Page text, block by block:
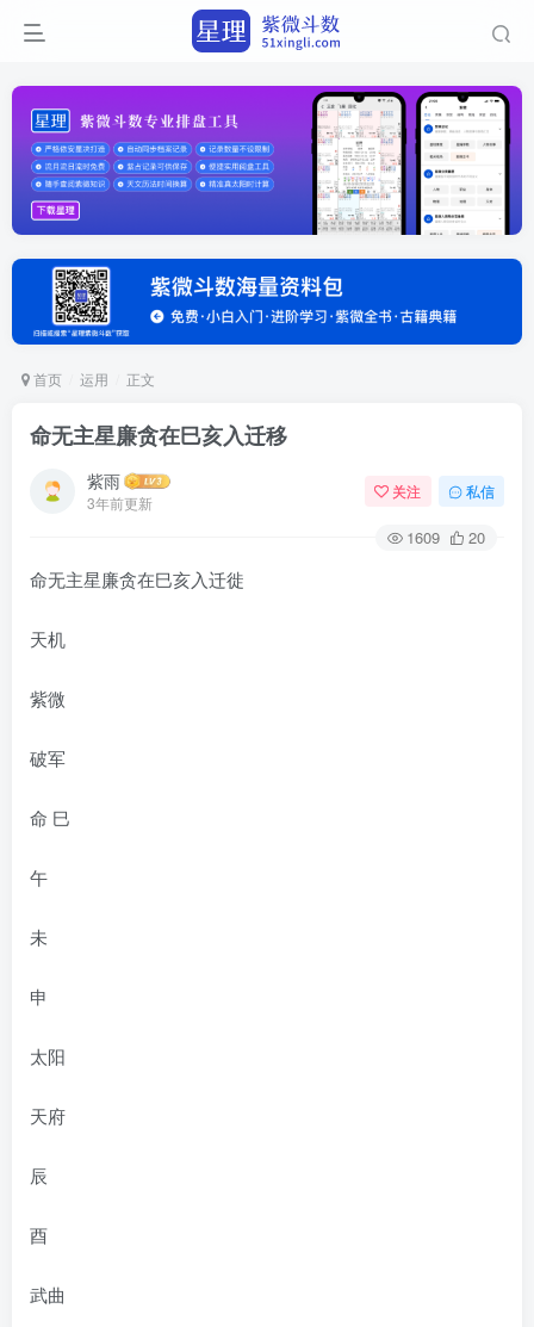
首页 运用 正文
命无主星廉贪在巳亥入迁移
紫雨
3年前更新
关注 私信
1609 20
命无主星廉贪在巳亥入迁徙
天机
紫微
破军
命 巳
午
未
申
太阳
天府
辰
酉
武曲